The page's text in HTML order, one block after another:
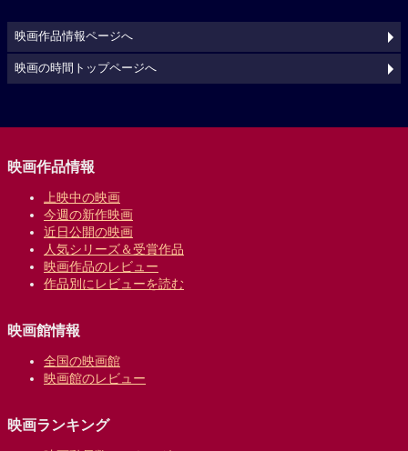
映画作品情報ページへ
映画の時間トップページへ
映画作品情報
上映中の映画
今週の新作映画
近日公開の映画
人気シリーズ＆受賞作品
映画作品のレビュー
作品別にレビューを読む
映画館情報
全国の映画館
映画館のレビュー
映画ランキング